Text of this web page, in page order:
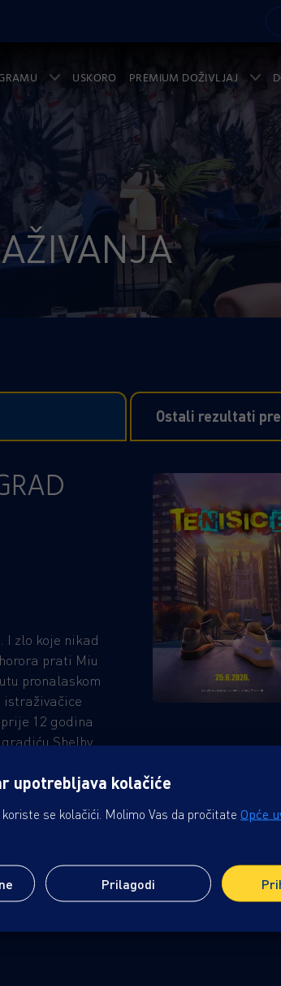
USKORO PREMIUM DOŽIVLJAJ
Ostali rezultati
I zlo koje nikad
prati Miu
pronalaskom
istraživačice
12 godina
Shelby
misteriozni
i dokaze
je povezano
nego i s
upotrebljava kolačiće
se kolačići. Molimo Vas da pročitate Opće
Prilagodi